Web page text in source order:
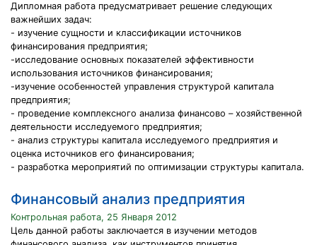
Дипломная работа предусматривает решение следующих
важнейших задач:
- изучение сущности и классификации источников
финансирования предприятия;
-исследование основных показателей эффективности
использования источников финансирования;
-изучение особенностей управления структурой капитала
предприятия;
- проведение комплексного анализа финансово – хозяйственной
деятельности исследуемого предприятия;
- анализ структуры капитала исследуемого предприятия и
оценка источников его финансирования;
- разработка мероприятий по оптимизации структуры капитала.
Финансовый анализ предприятия
Контрольная работа, 25 Января 2012
Цель данной работы заключается в изучении методов